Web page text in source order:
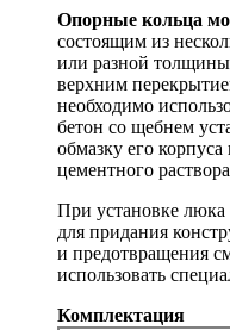
Опорные кольца
состоящим из
или разной
верхним
необходимо
бетон со щебнем
обмазку его
цементного
При установке люка
для придания
и предотвращения
использовать
Комплектация